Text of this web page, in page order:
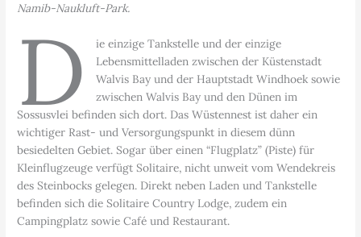
Namib-Naukluft-Park.
D
ie einzige Tankstelle und der einzige
Lebensmittelladen zwischen der Küstenstadt
Walvis Bay und der Hauptstadt Windhoek sowie
zwischen Walvis Bay und den Dünen im
Sossusvlei befinden sich dort. Das Wüstennest ist daher ein
wichtiger Rast- und Versorgungspunkt in diesem dünn
besiedelten Gebiet. Sogar über einen “Flugplatz” (Piste) für
Kleinflugzeuge verfügt Solitaire, nicht unweit vom Wendekreis
des Steinbocks gelegen. Direkt neben Laden und Tankstelle
befinden sich die Solitaire Country Lodge, zudem ein
Campingplatz sowie Café und Restaurant.